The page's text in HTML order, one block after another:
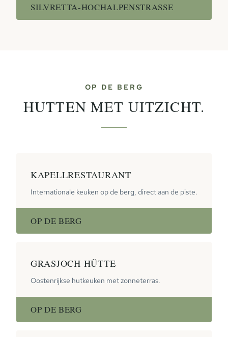
SILVRETTA-HOCHALPENSTRASSE
OP DE BERG
HUTTEN MET UITZICHT.
KAPELLRESTAURANT
Internationale keuken op de berg, direct aan de piste.
OP DE BERG
GRASJOCH HÜTTE
Oostenrijkse hutkeuken met zonneterras.
OP DE BERG